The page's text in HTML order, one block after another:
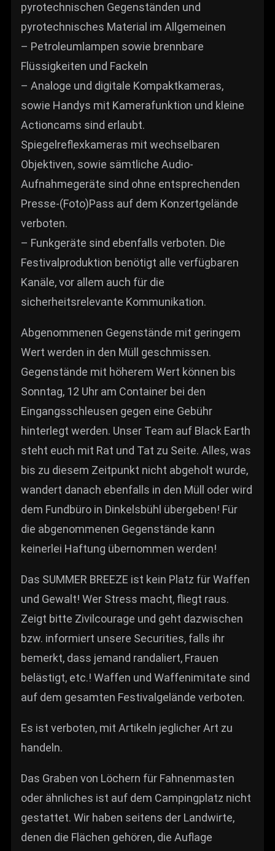
pyrotechnischen Gegenständen und
pyrotechnisches Material im Allgemeinen
– Petroleumlampen sowie brennbare
Flüssigkeiten und Fackeln
– Analoge und digitale Kompaktkameras,
sowie Handys mit Kamerafunktion und kleine
Actioncams sind erlaubt.
Spiegelreflexkameras mit wechselbaren
Objektiven, sowie sämtliche Audio-
Aufnahmegeräte sind ohne entsprechenden
Presse-(Foto)Pass auf dem Konzertgelände
verboten.
– Funkgeräte sind ebenfalls verboten. Die
Festivalproduktion benötigt alle verfügbaren
Kanäle, vor allem auch für die
sicherheitsrelevante Kommunikation.
Abgenommenen Gegenstände mit geringem
Wert werden in den Müll geschmissen.
Gegenstände mit höherem Wert können bis
Sonntag, 12 Uhr am Container bei den
Eingangsschleusen gegen eine Gebühr
hinterlegt werden. Unser Team auf Black Earth
steht euch mit Rat und Tat zu Seite. Alles, was
bis zu diesem Zeitpunkt nicht abgeholt wurde,
wandert danach ebenfalls in den Müll oder wird
dem Fundbüro in Dinkelsbühl übergeben! Für
die abgenommenen Gegenstände kann
keinerlei Haftung übernommen werden!
Das SUMMER BREEZE ist kein Platz für Waffen
und Gewalt! Wer Stress macht, fliegt raus.
Zeigt bitte Zivilcourage und geht dazwischen
bzw. informiert unsere Securities, falls ihr
bemerkt, dass jemand randaliert, Frauen
belästigt, etc.! Waffen und Waffenimitate sind
auf dem gesamten Festivalgelände verboten.
Es ist verboten, mit Artikeln jeglicher Art zu
handeln.
Das Graben von Löchern für Fahnenmasten
oder ähnliches ist auf dem Campingplatz nicht
gestattet. Wir haben seitens der Landwirte,
denen die Flächen gehören, die Auflage